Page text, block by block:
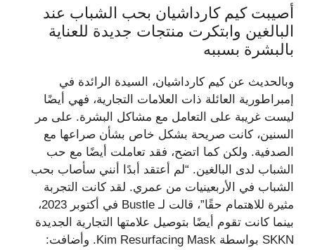
أصيبت كيم كارداشيان بحب الشباب عند
البالغين وابتكرت منتجات جديدة للعناية
بالبشرة بسببه
وبالحديث عن كيم كارداشيان، السيدة الرائدة في
إمبراطورية العائلة ذات العلامات التجارية، فهي أيضًا
ليست غريبة على التعامل مع مشاكل البشرة. على مر
السنين، كانت صريحة بشكل خاص بشأن صراعها مع
الصدفية. ولكن كما اتضح، فقد تعاملت أيضًا مع حب
الشباب لدى البالغين. “لم أعتقد أبدًا أنني سأصاب بحب
الشباب في الأربعينيات من عمري. لقد كانت التجربة
مثيرة للاهتمام حقًا”، قالت لـ Bustle في أكتوبر 2023،
بينما كانت تقوم أيضًا بتوصيل علامتها التجارية الجديدة
SKKN بواسطة Kim Resurfacing Mask. وأضافت: